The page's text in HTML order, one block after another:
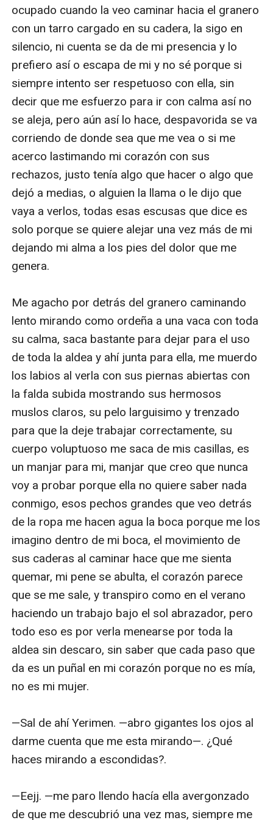
ocupado cuando la veo caminar hacia el granero
con un tarro cargado en su cadera, la sigo en
silencio, ni cuenta se da de mi presencia y lo
prefiero así o escapa de mi y no sé porque si
siempre intento ser respetuoso con ella, sin
decir que me esfuerzo para ir con calma así no
se aleja, pero aún así lo hace, despavorida se va
corriendo de donde sea que me vea o si me
acerco lastimando mi corazón con sus
rechazos, justo tenía algo que hacer o algo que
dejó a medias, o alguien la llama o le dijo que
vaya a verlos, todas esas escusas que dice es
solo porque se quiere alejar una vez más de mi
dejando mi alma a los pies del dolor que me
genera.
Me agacho por detrás del granero caminando
lento mirando como ordeña a una vaca con toda
su calma, saca bastante para dejar para el uso
de toda la aldea y ahí junta para ella, me muerdo
los labios al verla con sus piernas abiertas con
la falda subida mostrando sus hermosos
muslos claros, su pelo larguisimo y trenzado
para que la deje trabajar correctamente, su
cuerpo voluptuoso me saca de mis casillas, es
un manjar para mi, manjar que creo que nunca
voy a probar porque ella no quiere saber nada
conmigo, esos pechos grandes que veo detrás
de la ropa me hacen agua la boca porque me los
imagino dentro de mi boca, el movimiento de
sus caderas al caminar hace que me sienta
quemar, mi pene se abulta, el corazón parece
que se me sale, y transpiro como en el verano
haciendo un trabajo bajo el sol abrazador, pero
todo eso es por verla menearse por toda la
aldea sin descaro, sin saber que cada paso que
da es un puñal en mi corazón porque no es mía,
no es mi mujer.
—Sal de ahí Yerimen. —abro gigantes los ojos al
darme cuenta que me esta mirando—. ¿Qué
haces mirando a escondidas?.
—Eejj. —me paro llendo hacía ella avergonzado
de que me descubrió una vez mas, siempre me